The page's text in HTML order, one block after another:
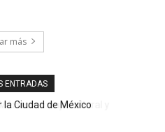
más
ENTRADAS
Ciudad de México